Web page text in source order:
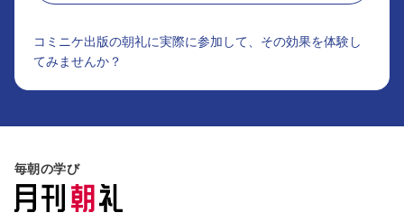
コミニケ出版の朝礼に実際に参加して、その効果を体験し
てみませんか？
毎朝の学び